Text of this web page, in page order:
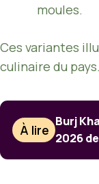
moules.
Ces variantes
culinaire du pays.
À lire
Burj
2026